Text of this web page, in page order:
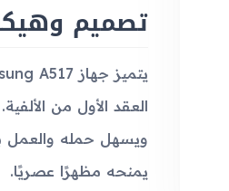
تصميم
يمنحه مظهرًا عصريًا.